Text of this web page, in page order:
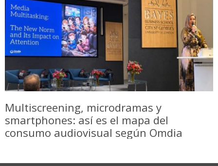
Multiscreening, microdramas y
smartphones: así es el mapa del
consumo audiovisual según Omdia